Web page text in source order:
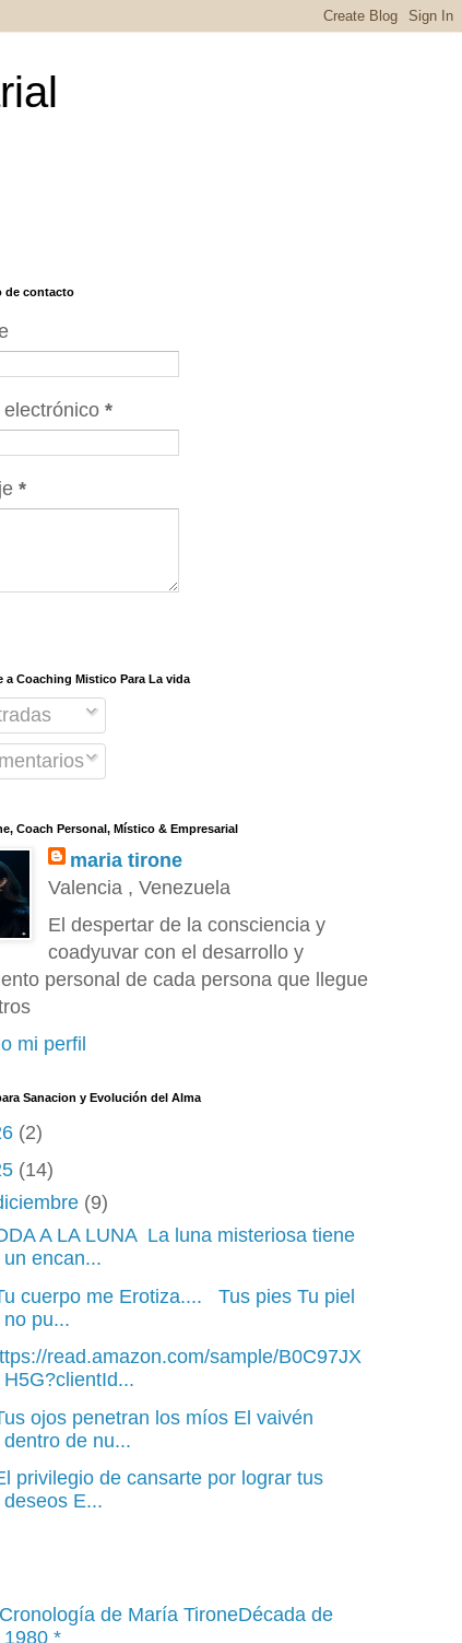
de contacto
electrónico *
*
a Coaching Mistico Para La vida
Coach Personal, Místico & Empresarial
maria tirone
Valencia , Venezuela
El despertar de la consciencia y
coadyuvar con el desarrollo y
personal de cada persona que llegue
mi perfil
Sanacion y Evolución del Alma
(2)
(14)
(9)
A LA LUNA La luna misteriosa tiene
un encan...
cuerpo me Erotiza.... Tus pies Tu piel
no pu...
read.amazon.com/sample/B0C97JX
H5G?clientId...
ojos penetran los míos El vaivén
dentro de nu...
privilegio de cansarte por lograr tus
deseos E...
de María TironeDécada de
1980 *